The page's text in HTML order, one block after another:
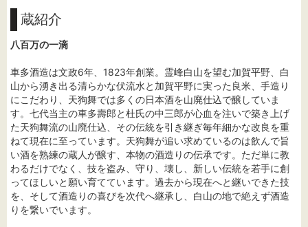
蔵紹介
八百万の一滴
車多酒造は文政6年、1823年創業。霊峰白山を望む加賀平野、白
山から湧き出る清らかな伏流水と加賀平野に実った良米、手造り
にこだわり、天狗舞では多くの日本酒を山廃仕込で醸していま
す。七代当主の車多壽郎と杜氏の中三郎が心血を注いで築き上げ
た天狗舞流の山廃仕込、その伝統を引き継ぎ毎年細かな改良を重
ねて現在に至っています。天狗舞が追い求めているのは飲んで旨
い酒を熟練の蔵人が醸す、本物の酒造りの伝承です。ただ単に教
わるだけでなく、技を盗み、守り、壊し、新しい伝統を若手に創
ってほしいと願い育てています。過去から現在へと継いできた技
を、そして酒造りの喜びを次代へ継承し、白山の地で絶えず酒造
りを繋いでいます。